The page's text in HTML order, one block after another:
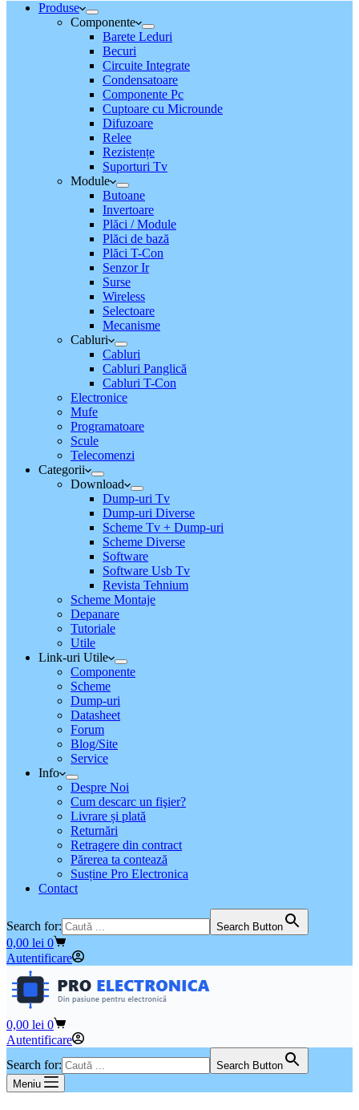
Produse
Componente
Barete Leduri
Becuri
Circuite Integrate
Condensatoare
Componente Pc
Cuptoare cu Microunde
Difuzoare
Relee
Rezistențe
Suporturi Tv
Module
Butoane
Invertoare
Plăci / Module
Plăci de bază
Plăci T-Con
Senzor Ir
Surse
Wireless
Selectoare
Mecanisme
Cabluri
Cabluri
Cabluri Panglică
Cabluri T-Con
Electronice
Mufe
Programatoare
Scule
Telecomenzi
Categorii
Download
Dump-uri Tv
Dump-uri Diverse
Scheme Tv + Dump-uri
Scheme Diverse
Software
Software Usb Tv
Revista Tehnium
Scheme Montaje
Depanare
Tutoriale
Utile
Link-uri Utile
Componente
Scheme
Dump-uri
Datasheet
Forum
Blog/Site
Service
Info
Despre Noi
Cum descarc un fişier?
Livrare și plată
Returnări
Retragere din contract
Părerea ta contează
Susține Pro Electronica
Contact
Search for: Search Button
Coș
de
cumpărături
0,00 lei 0
Autentificare
Coș
de
cumpărături
0,00 lei 0
Autentificare
Search for:
Search Button
Meniu